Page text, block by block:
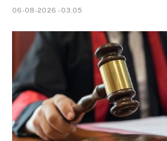
06-08-2026 - 03.05